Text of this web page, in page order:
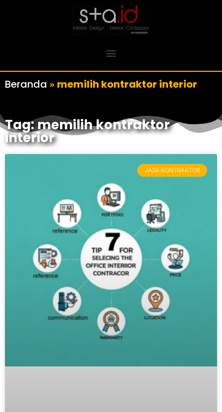
Beranda » memilih kontraktor interior
Tag: memilih kontraktor
interior
JASA KONTRAKTOR